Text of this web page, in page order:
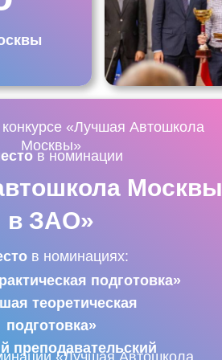
«Лучшая Автошкола
Москвы»
Москвы
в ЗАО»
в номинации
в номинациях:
подготовка»
теоретическая
подготовка»
преподавательский
«Лучшая Автошкола